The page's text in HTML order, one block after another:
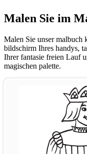
Malen Sie im
Malen Sie unser malbuch
bildschirm Ihres handys,
Ihrer fantasie freien Lauf
magischen palette.